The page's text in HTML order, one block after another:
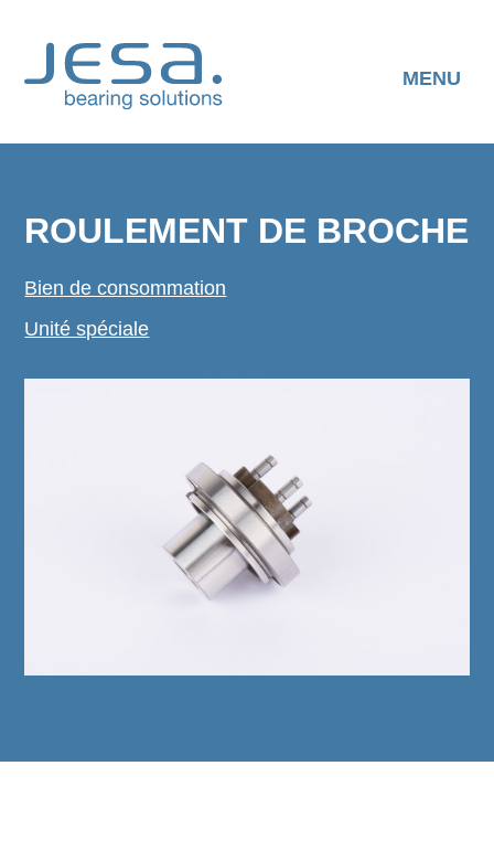
content
MENU
ROULEMENT DE BROCHE
Bien de consommation
Unité spéciale